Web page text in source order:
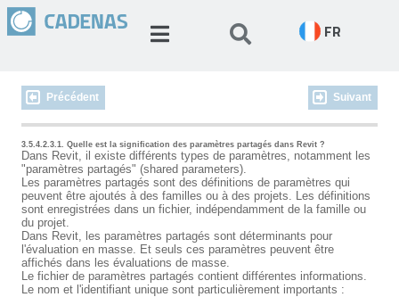
FR
Précédent Suivant
3.5.4.2.3.1. Quelle est la signification des paramètres partagés dans Revit ?
Dans Revit, il existe différents types de paramètres, notamment les
"paramètres partagés" (shared parameters).
Les paramètres partagés sont des définitions de paramètres qui
peuvent être ajoutés à des familles ou à des projets. Les définitions
sont enregistrées dans un fichier, indépendamment de la famille ou
du projet.
Dans Revit, les paramètres partagés sont déterminants pour
l'évaluation en masse. Et seuls ces paramètres peuvent être
affichés dans les évaluations de masse.
Le fichier de paramètres partagés contient différentes informations.
Le nom et l'identifiant unique sont particulièrement importants :